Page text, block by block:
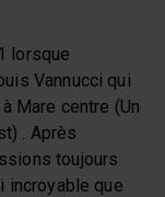
lorsque
Vannucci qui
Mare centre (Un
. Après
toujours
incroyable que